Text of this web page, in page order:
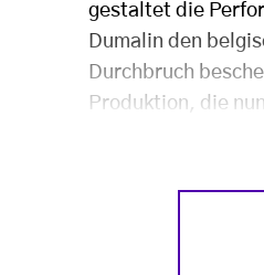
gestaltet die
Dumalin den
Durchbruch
Produktion, die